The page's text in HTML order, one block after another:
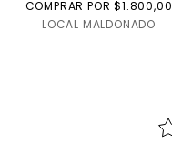
COMPRAR POR $1.800,00
LOCAL MALDONADO